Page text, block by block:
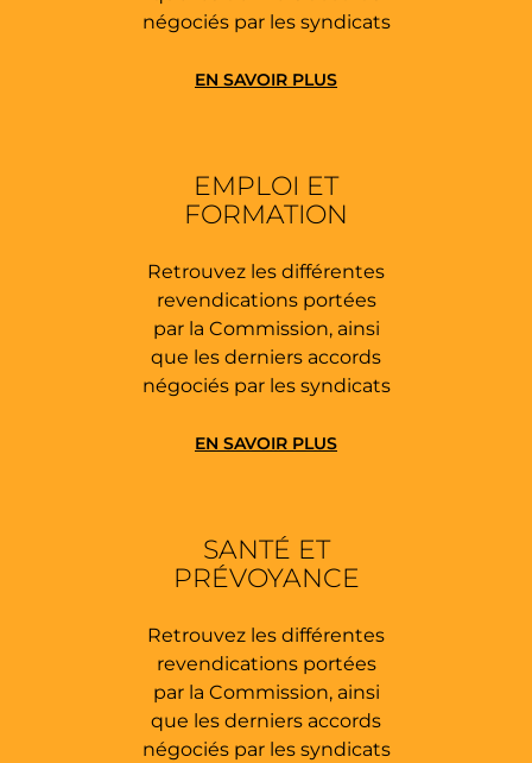
négociés par les syndicats
EN SAVOIR PLUS
EMPLOI ET
FORMATION
Retrouvez les différentes
revendications portées
par la Commission, ainsi
que les derniers accords
négociés par les syndicats
EN SAVOIR PLUS
SANTÉ ET
PRÉVOYANCE
Retrouvez les différentes
revendications portées
par la Commission, ainsi
que les derniers accords
négociés par les syndicats